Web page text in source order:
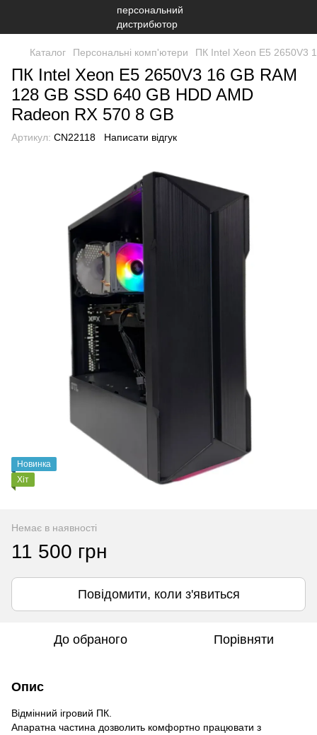
Каталог Персональні комп'ютери ПК Intel Xeon E5 2650V3
ПК Intel Xeon E5 2650V3 16 GB RAM
128 GB SSD 640 GB HDD AMD
Radeon RX 570 8 GB
Артикул: CN22118 Написати відгук
Новинка
Хіт
Немає в наявності
11 500 грн
Повідомити, коли з'явиться
До обраного Порівняти
Опис
Відмінний ігровий ПК.
Апаратна частина дозволить комфортно працювати з